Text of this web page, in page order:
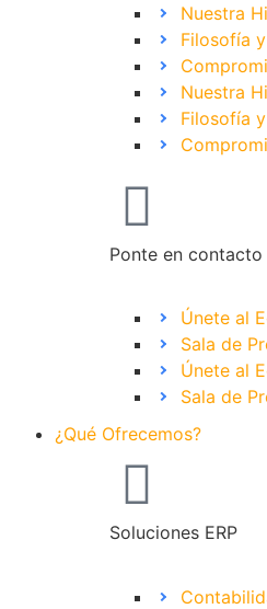
Nuestra
Filosofía
Nuestra
Filosofía
Ponte en contacto
Únete al
Sala de
Únete al
Sala de
¿Qué Ofrecemos?
Soluciones ERP